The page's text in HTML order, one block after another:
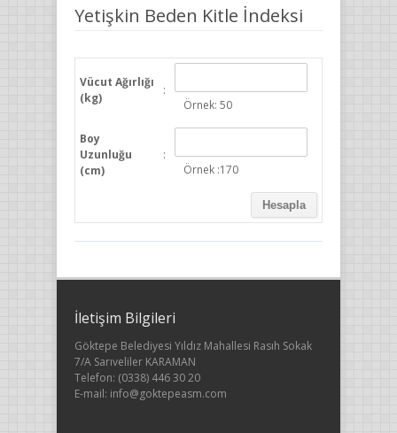
Yetişkin Beden Kitle İndeksi
Vücut Ağırlığı
(kg)
:
Örnek: 50
Boy
Uzunluğu
(cm)
:
Örnek :170
İletişim Bilgileri
Göktepe Belediyesi Yıldız Mahallesi Rasıh Sokak
7/A Sarıveliler KARAMAN
Telefon: (0338) 446 30 20
E-mail: info@goktepeasm.com